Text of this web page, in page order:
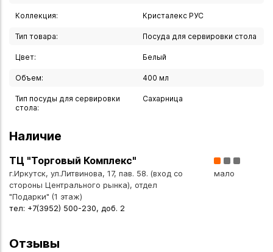
Коллекция: Кристалекс РУС
Тип товара: Посуда для сервировки стола
Цвет: Белый
Объем: 400 мл
Тип посуды для сервировки
стола:
Сахарница
Наличие
ТЦ "Торговый Комплекс"
г.Иркутск, ул.Литвинова, 17, пав. 58. (вход со
стороны Центрального рынка), отдел
"Подарки" (1 этаж)
тел: +7(3952) 500-230, доб. 2
мало
Отзывы